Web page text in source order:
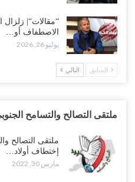
“مقالات“| زلزال
الاصطفاف أو…
يوليو 26, 2026
السابق التالي
ملتقى التصالح والتسامح
ملتقى التصالح
إختطاف أولاد…
مارس 30, 2022